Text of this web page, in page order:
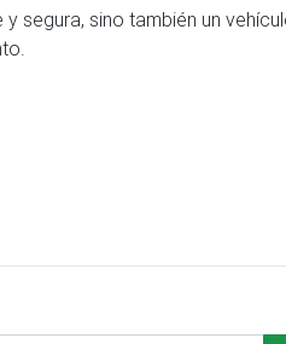
segura, sino también un